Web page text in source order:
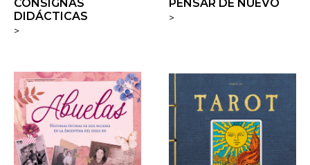
CONSIGNAS
DIDÁCTICAS
>
PENSAR DE NUEVO
>